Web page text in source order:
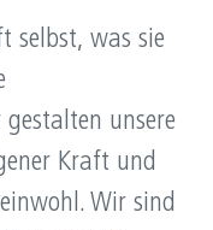
selbst, was sie
unsere
Kraft und
Wir sind